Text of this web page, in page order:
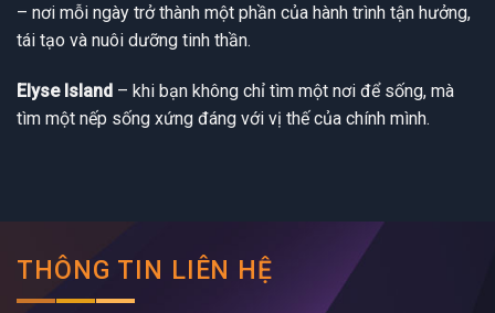
– nơi mỗi ngày trở thành một phần của hành trình tận hưởng,
tái tạo và nuôi dưỡng tinh thần.
Elyse Island – khi bạn không chỉ tìm một nơi để sống, mà
tìm một nếp sống xứng đáng với vị thế của chính mình.
THÔNG TIN LIÊN HỆ